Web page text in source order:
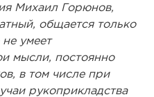
Михаил Горюнов,
общается только
умеет
мысли, постоянно
в том числе при
рукоприкладства